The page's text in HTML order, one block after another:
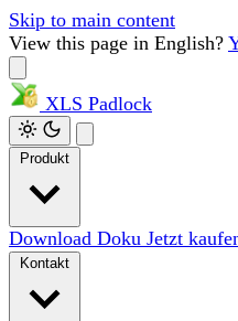
Skip to main content
View this page in English?
XLS Padlock
Download Doku Jetzt